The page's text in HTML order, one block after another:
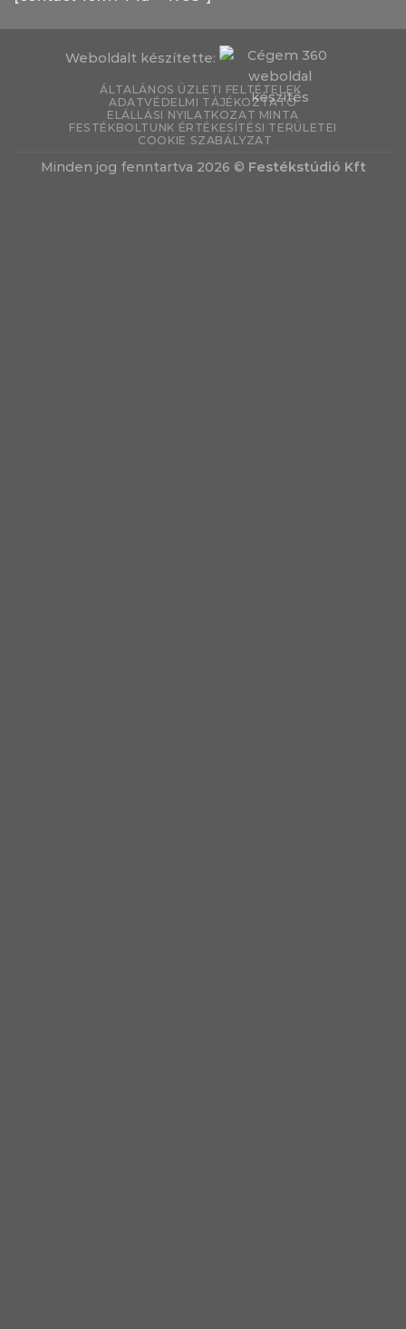
Weboldalt készítette:
ÁLTALÁNOS ÜZLETI FELTÉTELEK
ADATVÉDELMI TÁJÉKOZTATÓ
ELÁLLÁSI NYILATKOZAT MINTA
FESTÉKBOLTUNK ÉRTÉKESÍTÉSI TERÜLETEI
COOKIE SZABÁLYZAT
Minden jog fenntartva 2026 © Festékstúdió Kft